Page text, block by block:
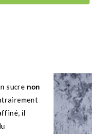
sucre non
il